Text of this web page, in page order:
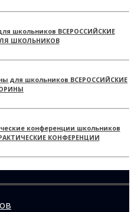
ВСЕРОССИЙСКИЕ
ШКОЛЬНИКОВ
ВСЕРОССИЙСКИЕ
КОНФЕРЕНЦИИ